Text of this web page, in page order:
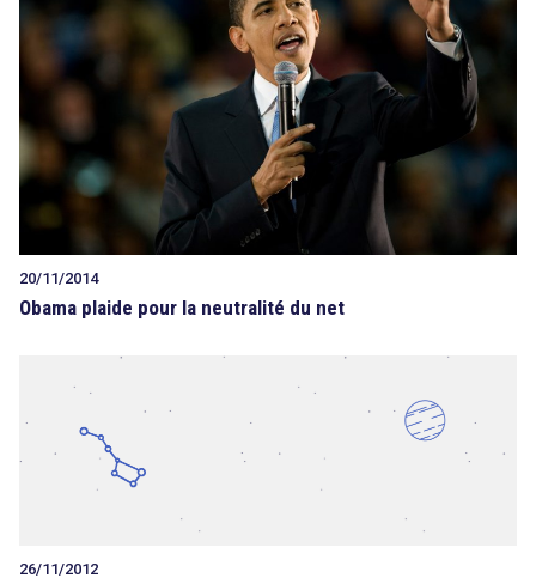
20/11/2014
Obama plaide pour la neutralité du net
26/11/2012